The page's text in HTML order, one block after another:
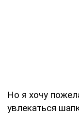
Но я хочу
увлекаться